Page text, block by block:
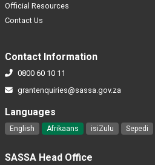
Official Resources
Contact Us
Contact Information
0800 60 10 11
grantenquiries@sassa.gov.za
Languages
English Afrikaans isiZulu Sepedi
SASSA Head Office